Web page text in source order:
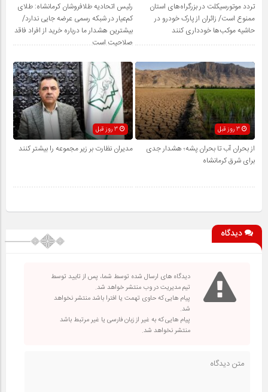
تردد موتورسیکلت در بزرگراه‌های استان
ممنوع است/ زائران از پارک خودرو در
حاشیه موکب‌ها خودداری کنند
رئیس اتحادیه طلافروشان کرمانشاه: طلای
کم‌عیار در شبکه رسمی عرضه جایی ندارد/
بیشترین هشدار ما درباره خرید از افراد فاقد
صلاحیت است
3 روز قبل
از بحران آب تا بحران پشه؛ هشدار جدی
برای شرق کرمانشاه
مدیران نظارت بر زیر مجموعه را بیشتر کنند
دیدگاه
دیدگاه های ارسال شده توسط شما، پس از تایید توسط
تیم مدیریت در وب منتشر خواهد شد.
پیام هایی که حاوی تهمت یا افترا باشد منتشر نخواهد
شد.
پیام هایی که به غیر از زبان فارسی یا غیر مرتبط باشد
منتشر نخواهد شد.